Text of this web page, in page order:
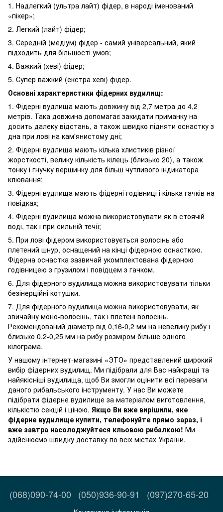
1. Надлегкий (ультра лайт) фідер, в народі іменований
«пікер»;
2. Легкий (лайт) фідер;
3. Середній (медіум) фідер - самий універсальний, який
підходить для більшості умов;
4. Важкий (хеві) фідер;
5. Супер важкий (екстра хеві) фідер.
Основні характеристики фідерних вудилищ:
1. Фідерні вудлища мають довжину від 2,7 метра до 4,2
метрів. Така довжина допомагає закидати приманку на
досить далеку відстань, а також швидко підняти оснастку з
дна при лові на кам'янистому дні;
2. Фідерні вудлища мають кілька хлистиків різної
жорсткості, велику кількість кілець (близько 20), а також
тонку і гнучку вершинку для більш чутливого індикатора
клювання;
3. Фідерні вудлища мають фідерні годівниці і кілька гачків на
повідках;
4. Фідерні вудилища можна використовувати як в стоячій
воді, так і при сильній течії;
5. При лові фідером використовується волосінь або
плетений шнур, оснащений на кінці фідерною оснасткою.
Фідерна оснастка зазвичай укомплектована фідерною
годівницею з грузилом і повідцем з гачком.
6. Для фідерного вудилища можна використовувати тільки
безінерційні котушки.
7. Для фідерного вудилища можна використовувати, як
звичайну моно-волосінь, так і плетені волосінь.
Рекомендований діаметр від 0,16-0,2 мм на невелику рибу і
близько 0,2-0,25 мм на рибу розміром більше одного
кілограма.
У нашому інтернет-магазині «ЭТО» представлений широкий
вибір фідерних вудилищ. Ми підібрали для Вас найкращі та
найякісніші вудилища, щоб Ви змогли оцінити всі переваги
даного рибальського інструменту. У нас Ви можете
підібрати фідерне вудилище за матеріалом виготовлення,
кількістю секцій і ціною. Якщо Ви вже вирішили, яке
фідерне вудилище купити, телефонуйте прямо зараз, і
вже завтра насолоджуйтеся кльовою рибалкою! Ми
здійснюємо швидку доставку по всіх містах України.
(068)090-74-00 (050)936-90-91 (097)270-65-20